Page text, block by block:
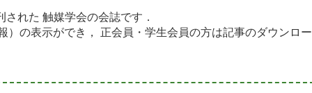
れた 触媒学会の会誌です．
の表示ができ， 正会員・学生会員の方は記事のダウンロー